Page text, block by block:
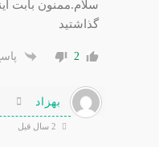
سلام.ممنون بابت
گذاشتید
2
بهزاد